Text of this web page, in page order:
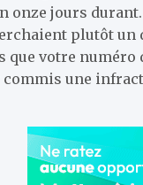
onze jours
plutôt un
votre
une